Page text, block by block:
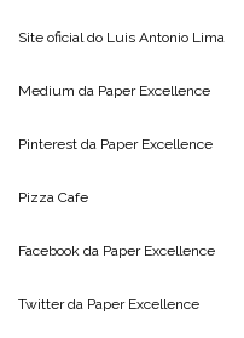
Site oficial do Luis Antonio Lima
Medium da Paper Excellence
Pinterest da Paper Excellence
Pizza Cafe
Facebook da Paper Excellence
Twitter da Paper Excellence